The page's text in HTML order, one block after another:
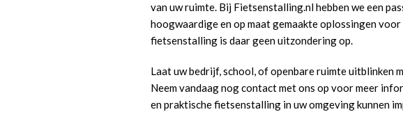
van uw ruimte. Bij Fietsenstalling.nl hebben we een
hoogwaardige en op maat gemaakte oplossingen voor
fietsenstalling is daar geen uitzondering op.
Laat uw bedrijf, school, of openbare ruimte uitblinken
Neem vandaag nog contact met ons op voor meer
en praktische fietsenstalling in uw omgeving kunnen